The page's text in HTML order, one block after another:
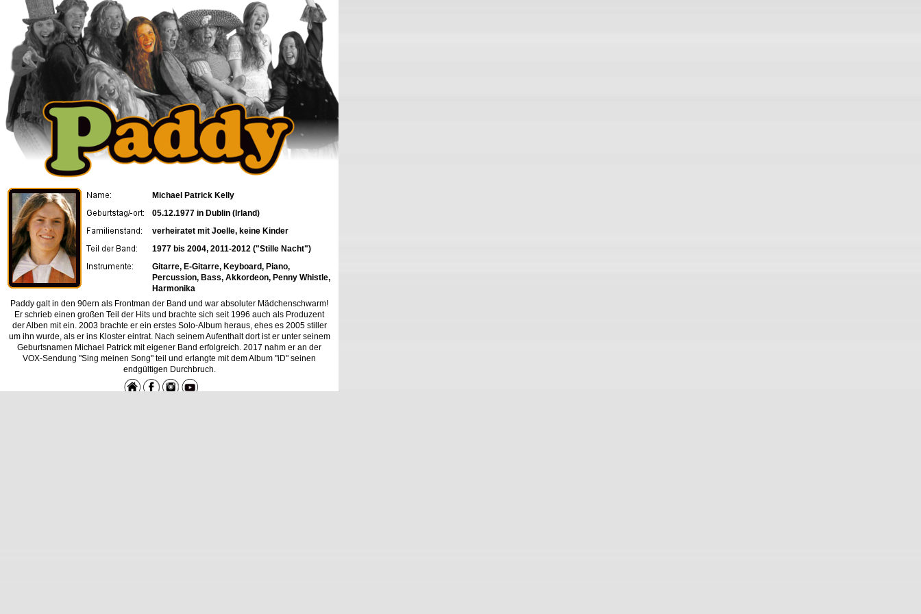
Michael Patrick Kelly
05.12.1977 in Dublin (Irland)
verheiratet mit Joelle, keine Kinder
1977 bis 2004, 2011-2012 ("Stille Nacht")
Gitarre, E-Gitarre, Keyboard, Piano,
Percussion, Bass, Akkordeon, Penny Whistle,
Harmonika
Paddy galt in den 90ern als Frontman der Band und war absoluter Mädchenschwarm!
Er schrieb einen großen Teil der Hits und brachte sich seit 1996 auch als Produzent
der Alben mit ein. 2003 brachte er ein erstes Solo-Album heraus, ehes es 2005 stiller
um ihn wurde, als er ins Kloster eintrat. Nach seinem Aufenthalt dort ist er unter seinem
Geburtsnamen Michael Patrick mit eigener Band erfolgreich. 2017 nahm er an der
VOX-Sendung "Sing meinen Song" teil und erlangte mit dem Album "iD" seinen
endgültigen Durchbruch.